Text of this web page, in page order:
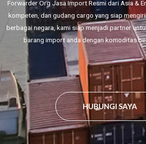
Forwarder Org Jasa Import Resmi dari Asia &
kompeten, dan gudang cargo yang siap
berbagai negara, kami siap menjadi partner
barang import anda dengan komoditas
HUBUNGI SAYA